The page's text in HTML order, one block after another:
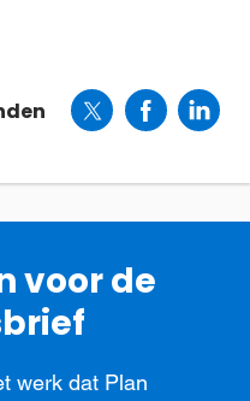
voor de
werk dat Plan